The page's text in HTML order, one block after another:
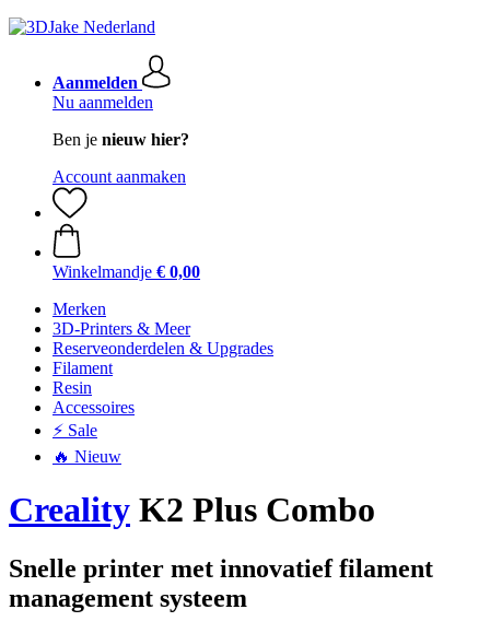
Aanmelden
Nu aanmelden
Ben je nieuw hier?
Account aanmaken
Winkelmandje € 0,00
Merken
3D-Printers & Meer
Reserveonderdelen & Upgrades
Filament
Resin
Accessoires
⚡ Sale
🔥 Nieuw
Creality K2 Plus Combo
Snelle printer met innovatief filament
management systeem